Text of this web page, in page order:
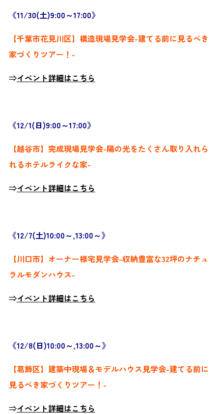
《11/30(土)9:00～17:00》
【千葉市花見川区】構造現場見学会-建てる前に見るべき
家づくりツアー！-
⇒イベント詳細はこちら
《12/1(日)9:00～17:00》
【越谷市】完成現場見学会-陽の光をたくさん取り入れら
れるホテルライクな家-
⇒イベント詳細はこちら
《12/7(土)10:00～,13:00～》
【川口市】オーナー様宅見学会-収納豊富な32坪のナチュ
ラルモダンハウス-
⇒イベント詳細はこちら
《12/8(日)10:00～,13:00～》
【葛飾区】建築中現場＆モデルハウス見学会-建てる前に
見るべき家づくりツアー！-
⇒イベント詳細はこちら